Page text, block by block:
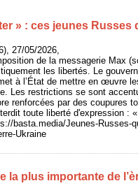
» : ces jeunes Russes
27/05/2026,
de la messagerie Max
les libertés. Le
à l’État de mettre en œuvre
Les restrictions se sont
renforcées par des coupures
toute liberté d'expression :
basta.media/Jeunes-Russes-
Ukraine
la plus importante de